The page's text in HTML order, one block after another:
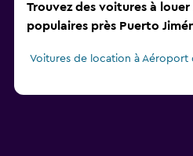
Trouvez des voitures à
populaires près Puerto
Voitures de location à Aéroport